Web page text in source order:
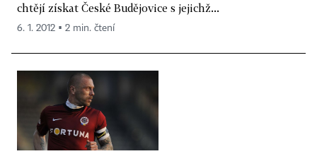
chtějí získat České Budějovice s jejichž...
6. 1. 2012 ▪ 2 min. čtení